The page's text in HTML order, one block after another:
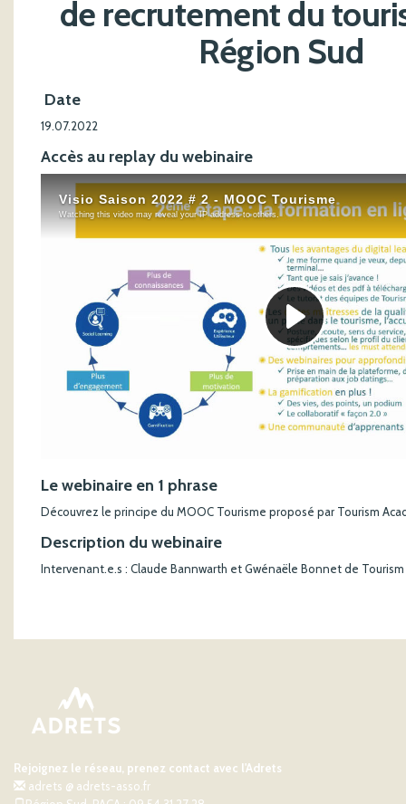
de recrutement du
Région Sud
Date
19.07.2022
Accès au replay du webinaire
Le webinaire en 1 phrase
Découvrez le principe du MOOC Tourisme proposé par Tourism
Description du webinaire
Intervenant.e.s : Claude Bannwarth et Gwénaële Bonnet de
Rejoignez le réseau, prenez contact avec l'Adrets
adrets @ adrets-asso.fr